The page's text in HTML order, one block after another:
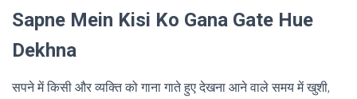
Sapne Mein Kisi Ko Gana Gate Hue
Dekhna
सपने में किसी और व्यक्ति को गाना गाते हुए देखना आने वाले समय में खुशी,